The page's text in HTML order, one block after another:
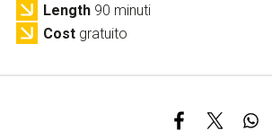
Length 90 minuti
Cost gratuito